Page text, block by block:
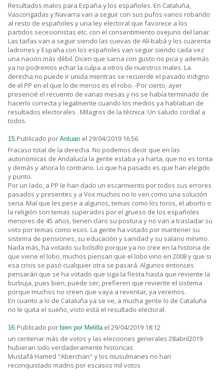
Resultados malos para España y los españoles. En Cataluña,
Vascongadas y Navarra van a seguir con sus pufos varios robando
al resto de españoles y una ley electoral que favorece a los
partidos secesionistas etc. con el consentimiento ovejuno del lanar.
Las taifas van a seguir siendo las cuevas de Alí-babá y los cuarenta
ladrones y España con los españoles van seguir siendo cada vez
una nación más débil. Dicen que sarna con gusto no pica y además
ya no podremos echar la culpa a otros de nuestros males. La
derecha no puede ir unida mientras se recuerde el pasado indigno
de el PP en el que lo de menos es el robo. -Por cierto, ayer
presencié el recuento de varias mesas y no se había terminado de
hacerlo correcta y legalmente cuando los medios ya hablaban de
resultados electorales . Milagros de la técnica. Un saludo cordial a
todos.
15. Publicado por Antuan el 29/04/2019 16:56
Fracaso total de la derecha. No podemos decir que en las
autonómicas de Andalucía la gente estaba ya harta, que no es tonta
y demás y ahora lo contrario. Lo que ha pasado es que han elegido
y punto.
Por un lado, a PP le han dado un escarmiento por todos sus errores
pasados y presentes y a Vox muchos no lo ven como una solución
seria. Mal que les pese a algunos, temas como los toros, el aborto o
la religión son temas superados por el grueso de los españoles
menores de 45 años, tienen claro su postura y no van a trasladar su
voto por temas como esos. La gente ha votado por mantener su
sistema de pensiones, su educación y sanidad y su salario mínimo.
Nada más, ha votado su bolsillo porque ya no cree en la historia de
que viene el lobo, muchos piensan que el lobo vino en 2008 y que si
esa crisis se pasó cualquier otra se pasará. Algunos entonces
pensarán que se ha votado que siga la fiesta hasta que reviente la
burbuja, pues bien, puede ser, prefieren que reviente el sistema
porque muchos no creen que vaya a reventar, ya veremos.
En cuanto a lo de Cataluña ya se ve, a mucha gente lo de Cataluña
no le quita el sueño, visto está el resultado electoral.
16. Publicado por bien por Melilla el 29/04/2019 18:12
un centenar más de votos y las elecciones generales 28abril2019
hubieran sido verdaderamente historicas
Mustafá Hamed "Aberchan" y los musulmanes no han
reconquistado madris por escasos mil votos